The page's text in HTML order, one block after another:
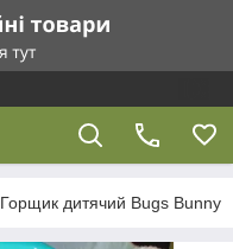
Горщик дитячий Bugs Bunny